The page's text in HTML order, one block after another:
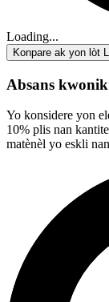
Loading...
Konpare ak yon lòt
Absans kwonik
Yo konsidere yon
10% plis nan
matènèl yo eskli